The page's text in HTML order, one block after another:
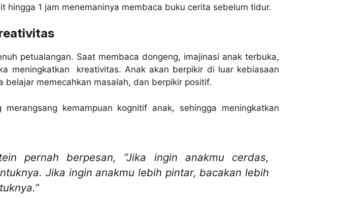
hingga 1 jam menemaninya membaca buku cerita sebelum tidur.
petualangan. Saat membaca dongeng, imajinasi anak terbuka,
meningkatkan kreativitas. Anak akan berpikir di luar kebiasaan
belajar memecahkan masalah, dan berpikir positif.
merangsang kemampuan kognitif anak, sehingga meningkatkan
pernah berpesan, “Jika ingin anakmu cerdas,
Jika ingin anakmu lebih pintar, bacakan lebih